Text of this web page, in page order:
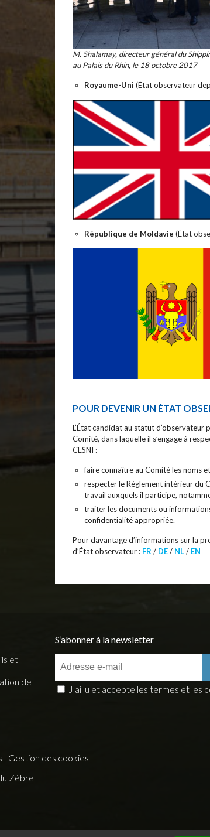
M. Shalamay, directeur général du
au Palais du Rhin, le 18 octobre 2017
Royaume-Uni (État observateur
République de Moldavie (État
POUR DEVENIR UN ÉTAT
L’État candidat au statut
Comité, dans laquelle il s’engage à
CESNI :
faire connaître au Comité les noms
respecter le Règlement intérieur du
travail auxquels il participe,
traiter les documents ou
confidentialité appropriée.
Pour davantage d’informations sur la
d’État observateur : FR / DE/ NL/ EN
et
de
S’abonner à la newsletter
J'ai lu et accepte les termes et les
Gestion des cookies
Zèbre